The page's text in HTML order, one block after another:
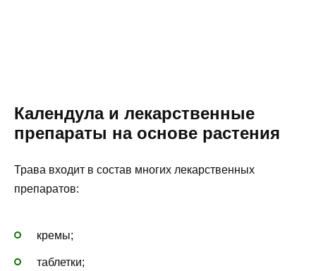
Календула и лекарственные
препараты на основе растения
Трава входит в состав многих лекарственных
препаратов:
кремы;
таблетки;